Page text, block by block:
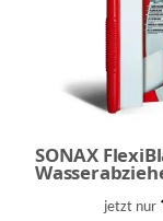
SONAX
jetzt nur